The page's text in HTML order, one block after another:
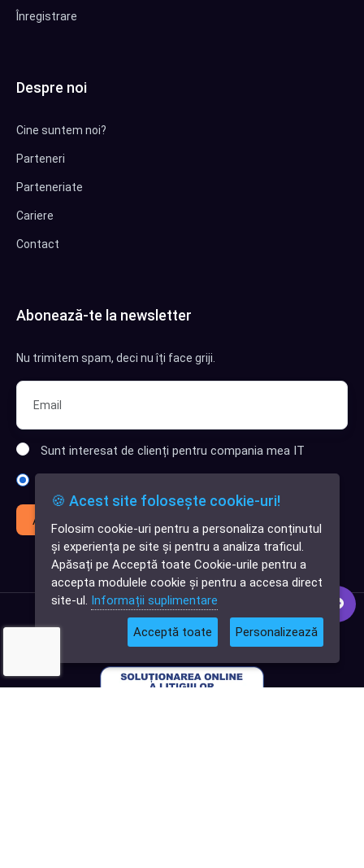
✕
Cauți o aplicație
software?
Înregistrare
Despre noi
Cine suntem noi?
Parteneri
Parteneriate
Cariere
Contact
Abonează-te la newsletter
Nu trimitem spam, deci nu îți face griji.
Sunt interesat de clienți pentru compania mea IT
Abonează-te
🍪 Acest site folosește cookie-uri!
Folosim cookie-uri pentru a personaliza conținutul
și experiența pe site și pentru a analiza traficul.
Apăsați pe Acceptă toate Cookie-urile pentru a
accepta modulele cookie și pentru a accesa direct
site-ul. Informații suplimentare
Acceptă toate Personalizează